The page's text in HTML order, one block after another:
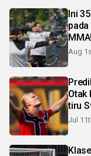
Ini
MMA!
Aug
Otak
tiru
Jul